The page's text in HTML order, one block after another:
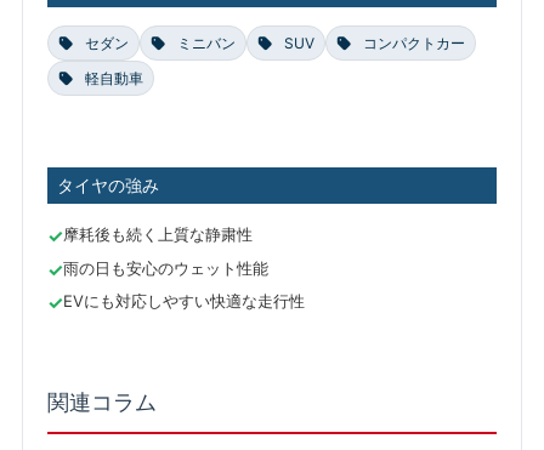
セダン ミニバン SUV
コンパクトカー
軽自動車
タイヤの強み
摩耗後も続く上質な静粛性
雨の日も安心のウェット性能
EVにも対応しやすい快適な走行性
関連コラム